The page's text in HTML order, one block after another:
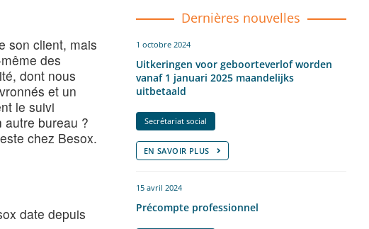
son client, mais
des
dont nous
et un
le suivi
autre bureau ?
chez Besox.
date depuis
Dernières nouvelles
1 octobre 2024
Uitkeringen voor geboorteverlof worden
vanaf 1 januari 2025 maandelijks
uitbetaald
Secrétariat social
EN SAVOIR PLUS
15 avril 2024
Précompte professionnel